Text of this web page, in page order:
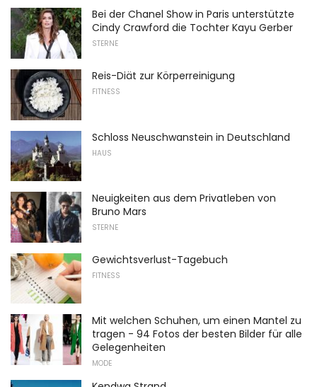
Bei der Chanel Show in Paris unterstützte
Cindy Crawford die Tochter Kayu Gerber
STERNE
Reis-Diät zur Körperreinigung
FITNESS
Schloss Neuschwanstein in Deutschland
HAUS
Neuigkeiten aus dem Privatleben von
Bruno Mars
STERNE
Gewichtsverlust-Tagebuch
FITNESS
Mit welchen Schuhen, um einen Mantel zu
tragen - 94 Fotos der besten Bilder für alle
Gelegenheiten
MODE